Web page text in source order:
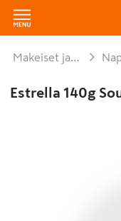
Makeiset ja naposteltavat
Estrella 140g